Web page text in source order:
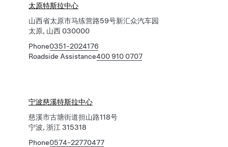
太原特斯拉中心
山西省太原市马练营路59号新汇众汽车园
太原, 山西 030000
Phone0351-2024176
Roadside Assistance400 910 0707
宁波慈溪特斯拉中心
慈溪市古塘街道担山路118号
宁波, 浙江 315318
Phone0574-22770477